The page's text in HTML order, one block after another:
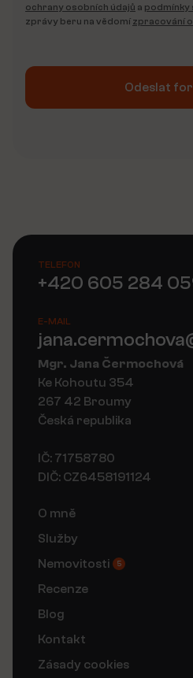
ochrany osobních údajů a podmínky
zprávy beru na vědomí zpracování
Odeslat
TELEFON
+420 605 284
E-MAIL
Mgr. Jana Čermochová
Ke Kohoutu 354
267 42 Broumy
Česká republika
IČ: 71758780
DIČ: CZ6458191124
O mně
Služby
Nemovitosti
5
Recenze
Blog
Kontakt
Zásady cookies